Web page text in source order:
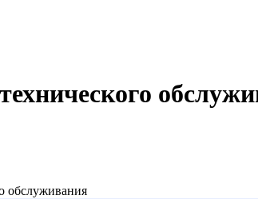
обслуживания